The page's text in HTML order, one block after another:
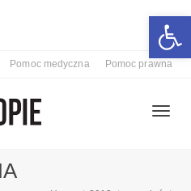
Pomoc medyczna Pomoc prawna